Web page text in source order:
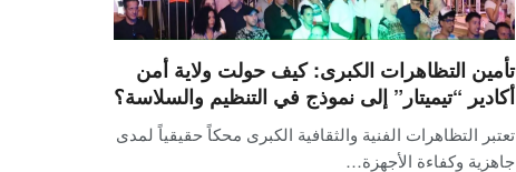
تأمين التظاهرات الكبرى: كيف حولت ولاية أمن
أكادير “تيميتار” إلى نموذج في التنظيم والسلاسة؟
تعتبر التظاهرات الفنية والثقافية الكبرى محكاً حقيقياً لمدى
جاهزية وكفاءة الأجهزة…